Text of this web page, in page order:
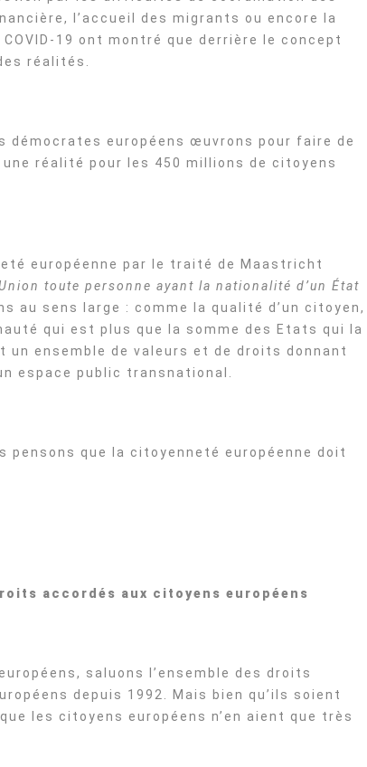
l’accueil des migrants ou encore la
19 ont montré que derrière le concept
réalités.
démocrates européens œuvrons pour faire de
une réalité pour les 450 millions de citoyens
européenne par le traité de Maastricht
toute personne ayant la nationalité d’un État
au sens large : comme la qualité d’un citoyen,
qui est plus que la somme des Etats qui la
un ensemble de valeurs et de droits donnant
espace public transnational.
pensons que la citoyenneté européenne doit
accordés aux citoyens européens
saluons l’ensemble des droits
depuis 1992. Mais bien qu’ils soient
les citoyens européens n’en aient que très